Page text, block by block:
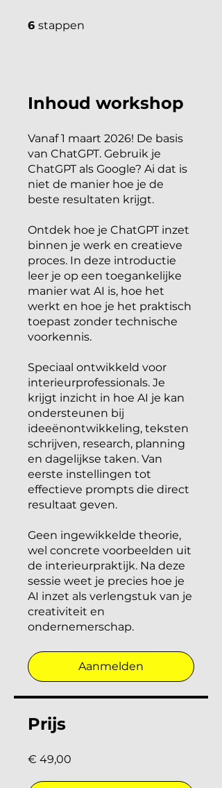
6 stappen
Inhoud workshop
Vanaf 1 maart 2026! De basis
van ChatGPT. Gebruik je
ChatGPT als Google? Ai dat is
niet de manier hoe je de
beste resultaten krijgt.
Ontdek hoe je ChatGPT inzet
binnen je werk en creatieve
proces. In deze introductie
leer je op een toegankelijke
manier wat AI is, hoe het
werkt en hoe je het praktisch
toepast zonder technische
voorkennis.
Speciaal ontwikkeld voor
interieurprofessionals. Je
krijgt inzicht in hoe AI je kan
ondersteunen bij
ideeënontwikkeling, teksten
schrijven, research, planning
en dagelijkse taken. Van
eerste instellingen tot
effectieve prompts die direct
resultaat geven.
Geen ingewikkelde theorie,
wel concrete voorbeelden uit
de interieurpraktijk. Na deze
sessie weet je precies hoe je
AI inzet als verlengstuk van je
creativiteit en
ondernemerschap.
Aanmelden
Prijs
€ 49,00